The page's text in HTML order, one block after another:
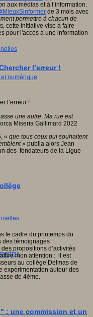
numérique
aux médias et à l’information.
de 3 mois avec
permettre à chacun de
cette initiative vise à faire
pour l'accès à une information
l’erreur !
une autre. Ma rue est
Miseria Gallimard 2022
« que tous ceux qui souhaitent
» publia alors Jean
des fondateurs de la Ligue
le cadre du printemps du
des témoignages
propositions d’activités
mon attention : il est
au collège Delmas de
expérimentation autour des
de 4ème.
: une commission et un